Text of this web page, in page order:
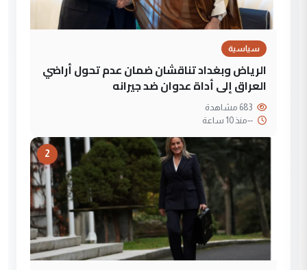
سياسية
الرياض وبغداد تناقشان ضمان عدم تحول أراضي
العراق إلى أداة عدوان ضد جيرانه
--منذ 10 ساعة
2